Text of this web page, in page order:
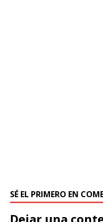
SÉ EL PRIMERO EN